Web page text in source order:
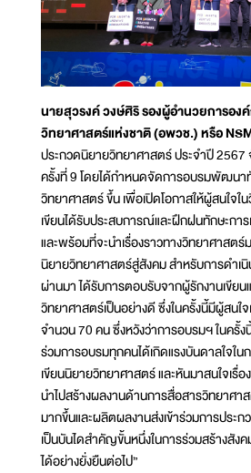
นายสุวรงค์ วงษ์ศิริ รองผู้อำนวยการอ
วิทยาศาสตร์แห่งชาติ (อพวช.) หรือ
ประกวดนิยายวิทยาศาสตร์ ประจำปี 2567
ครั้งที่ 9 โดยได้กำหนดจัดการอบรมพัฒนา
วิทยาศาสตร์ ขึ้น เพื่อเปิดโอกาสให้ผู้สนใจใ
เขียนได้รับประสบการณ์และฝึกฝนทักษะกา
และพร้อมที่จะนำเรื่องราวทางวิทยาศาสตร์
นิยายวิทยาศาสตร์สู่สังคม สำหรับการดำเนิ
ผ่านมา ได้รับการตอบรับจากผู้รักงานเขียน
วิทยาศาสตร์เป็นอย่างดี ซึ่งในครั้งนี้มีผู้สนใ
จำนวน 70 คน ซึ่งหวังว่าการอบรมฯ ในครั้ง
ร่วมการอบรมทุกคนได้เกิดแรงบันดาลใจใ
เขียนนิยายวิทยาศาสตร์ และหันมาสนใจเรื่
นำไปสร้างผลงานด้านการสื่อสารวิทยาศา
มากขึ้นและผลิตผลงานส่งเข้าร่วมการประ
เป็นบันไดสำคัญขั้นหนึ่งในการร่วมสร้างสัง
ได้อย่างยั่งยืนต่อไป”